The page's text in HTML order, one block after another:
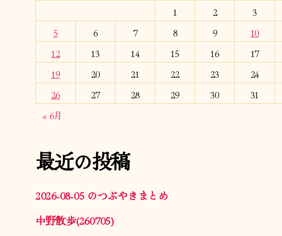
1 2 3
5
6 7 8 9 10
12
13 14 15 16 17
19
20 21 22 23 24
26
27 28 29 30
31
« 6月
最近の投稿
2026-08-05 のつぶやきまとめ
中野散歩(260705)